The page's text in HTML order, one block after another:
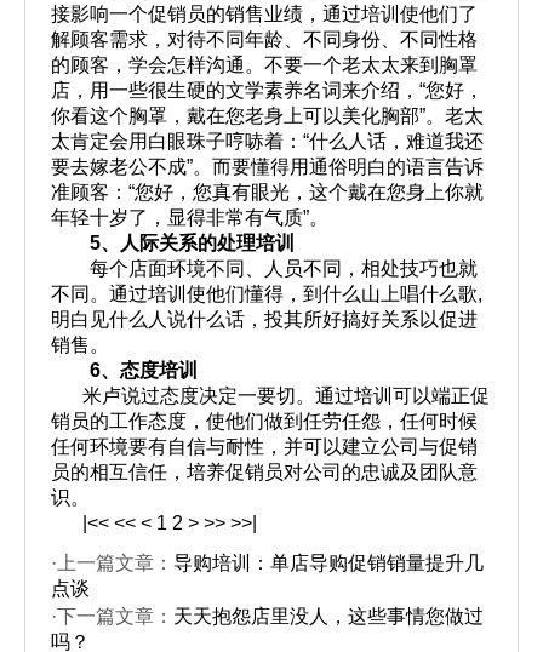
接影响一个促销员的销售业绩，通过培训使他们了
解顾客需求，对待不同年龄、不同身份、不同性格
的顾客，学会怎样沟通。不要一个老太太来到胸罩
店，用一些很生硬的文学素养名词来介绍， “您好，
你看这个胸罩，戴在您老身上可以美化胸部”。老太
太肯定会用白眼珠子哼哧着： “什么人话，难道我还
要去嫁老公不成”。而要懂得用通俗明白的语言告诉
准顾客： “您好，您真有眼光，这个戴在您身上你就
年轻十岁了，显得非常有气质”。
5、人际关系的处理培训
每个店面环境不同、人员不同，相处技巧也就
不同。通过培训使他们懂得，到什么山上唱什么歌,
明白见什么人说什么话，投其所好搞好关系以促进
销售。
6、态度培训
米卢说过态度决定一要切。通过培训可以端正促
销员的工作态度，使他们做到任劳任怨，任何时候
任何环境要有自信与耐性，并可以建立公司与促销
员的相互信任，培养促销员对公司的忠诚及团队意
识。
|<< << < 1 2 > >> >>|
·上一篇文章： 导购培训：单店导购促销销量提升几
点谈
·下一篇文章： 天天抱怨店里没人，这些事情您做过
吗？